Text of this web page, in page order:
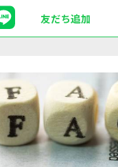
友だち追加